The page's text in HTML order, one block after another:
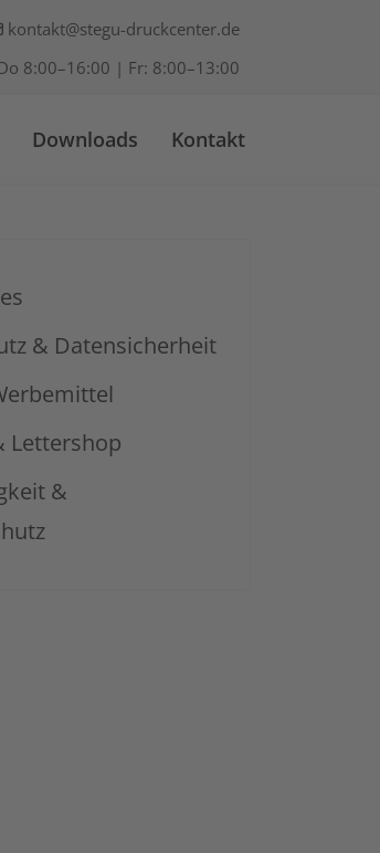
kontakt@stegu-druckcenter.de
8:00–16:00 | Fr: 8:00–13:00
Downloads Kontakt
& Datensicherheit
Lettershop
&